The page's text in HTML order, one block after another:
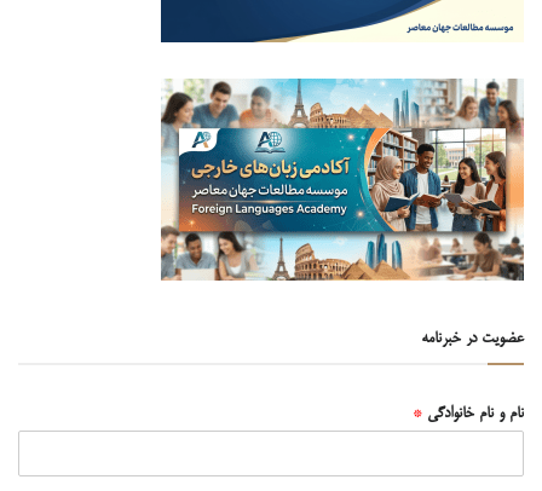
عضویت در خبرنامه
نام و نام خانوادگی *